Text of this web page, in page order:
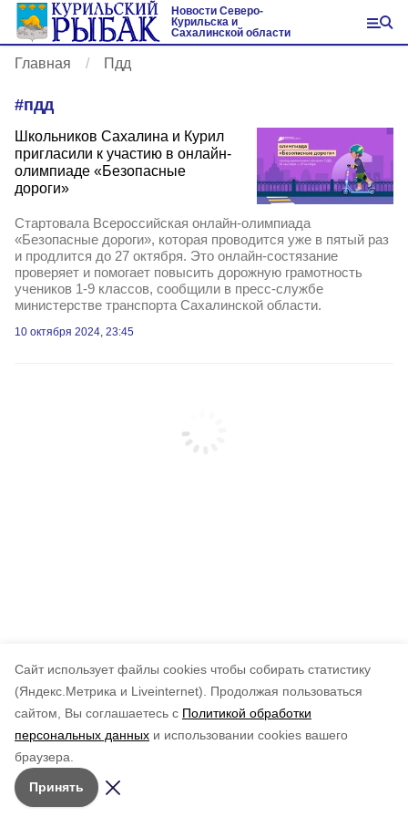
Cайт использует файлы cookies чтобы собирать статистику
(Яндекс.Метрика и Liveinternet).
Продолжая пользоваться
сайтом, Вы соглашаетесь с Политикой обработки
персональных данных и использовании cookies вашего
браузера.
Принять
Новости Северо-
Курильска и
Сахалинской области
Главная Пдд
#пдд
Школьников Сахалина и Курил
пригласили к участию в онлайн-
олимпиаде «Безопасные
дороги»
Стартовала Всероссийская онлайн-олимпиада
«Безопасные дороги», которая проводится уже в пятый раз
и продлится до 27 октября. Это онлайн-состязание
проверяет и помогает повысить дорожную грамотность
учеников 1-9 классов, сообщили в пресс-службе
министерстве транспорта Сахалинской области.
10 октября 2024, 23:45